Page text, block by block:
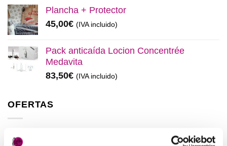
original
48,00€.
actual
45,00€.
Plancha + Protector
45,00€ (IVA incluido)
Pack anticaída Locion Concentrée
Medavita
83,50€ (IVA incluido)
OFERTAS
Elisièr Instant Bond Tratamiento